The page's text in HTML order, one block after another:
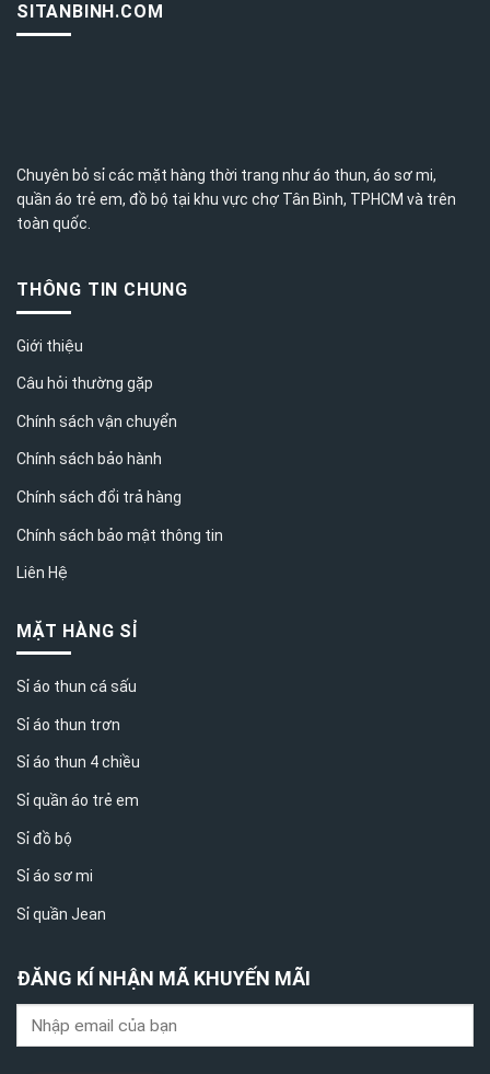
SITANBINH.COM
Chuyên bỏ sỉ các mặt hàng thời trang như áo thun, áo sơ mi,
quần áo trẻ em, đồ bộ tại khu vực chợ Tân Bình, TPHCM và trên
toàn quốc.
THÔNG TIN CHUNG
Giới thiệu
Câu hỏi thường gặp
Chính sách vận chuyển
Chính sách bảo hành
Chính sách đổi trả hàng
Chính sách bảo mật thông tin
Liên Hệ
MẶT HÀNG SỈ
Sỉ áo thun cá sấu
Sỉ áo thun trơn
Sỉ áo thun 4 chiều
Sỉ quần áo trẻ em
Sỉ đồ bộ
Sỉ áo sơ mi
Sỉ quần Jean
ĐĂNG KÍ NHẬN MÃ KHUYẾN MÃI